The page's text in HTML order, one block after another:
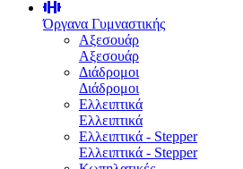
Όργανα Γυμναστικής
Αξεσουάρ
Αξεσουάρ
Διάδρομοι
Διάδρομοι
Ελλειπτικά
Ελλειπτικά
Ελλειπτικά - Stepper
Ελλειπτικά - Stepper